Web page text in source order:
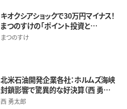
キオクシアショックで30万円マイナス！
まつのすけの「ポイント投資と…
まつのすけ
北米石油開発企業各社：ホルムズ海峡
封鎖影響で驚異的な好決算（西 勇…
西 勇太郎